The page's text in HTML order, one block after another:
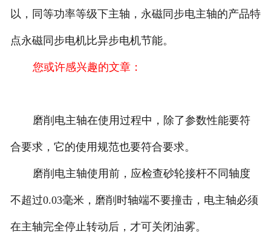
以，同等功率等级下主轴，永磁同步电主轴的产品特
点永磁同步电机比异步电机节能。
您或许感兴趣的文章：
磨削电主轴在使用过程中，除了参数性能要符
合要求，它的使用规范也要符合要求。
磨削电主轴使用前，应检查砂轮接杆不同轴度
不超过0.03毫米，磨削时轴端不要撞击，电主轴必须
在主轴完全停止转动后，才可关闭油雾。